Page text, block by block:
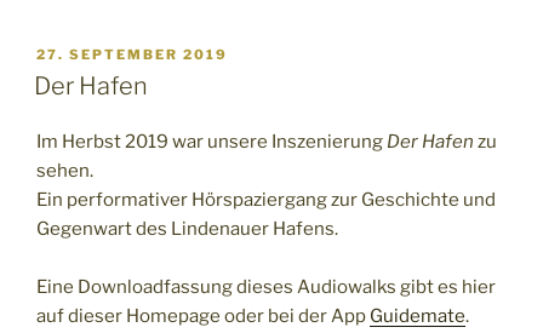
VERÖFFENTLICHT
AM
27. SEPTEMBER 2019
Der Hafen
Im Herbst 2019 war unsere Inszenierung Der Hafen zu
sehen.
Ein performativer Hörspaziergang zur Geschichte und
Gegenwart des Lindenauer Hafens.
Eine Downloadfassung dieses Audiowalks gibt es hier
auf dieser Homepage oder bei der App Guidemate.